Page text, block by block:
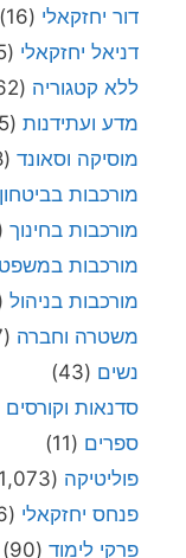
דור יחזקאלי (16)
דניאל יחזקאלי (15)
ללא קטגוריה (162)
מדע ועתידנות (135)
מוסיקה וסאונד (8)
מורכבות
מורכבות בחינוך
מורכבות
מורכבות בניהול
משטרה וחברה (57)
נשים (43)
סדנאות וקורסים
ספרים (11)
פוליטיקה (1,073)
פנחס יחזקאלי (1,986)
פרקי לימוד (90)